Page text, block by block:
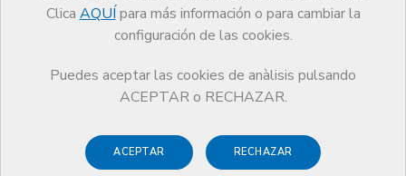
Clica AQUÍ para más información o para cambiar la
configuración de las cookies.
Puedes aceptar las cookies de anàlisis pulsando
ACEPTAR o RECHAZAR.
ACEPTAR RECHAZAR
Servicios Ejercicio Innovación y emprendimiento
Healthcare Barcelona